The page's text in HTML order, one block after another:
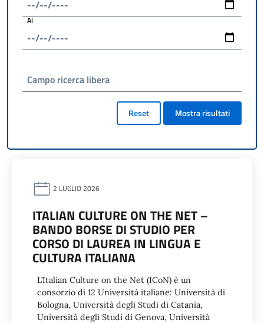
Al
Campo ricerca libera
Reset Mostra risultati
2 LUGLIO 2026
ITALIAN CULTURE ON THE NET –
BANDO BORSE DI STUDIO PER
CORSO DI LAUREA IN LINGUA E
CULTURA ITALIANA
L’Italian Culture on the Net (ICoN) è un
consorzio di 12 Università italiane: Università di
Bologna, Università degli Studi di Catania,
Università degli Studi di Genova, Università